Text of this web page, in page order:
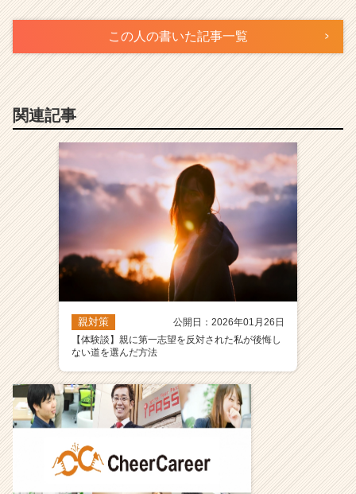
この人の書いた記事一覧
関連記事
親対策
公開日：2026年01月26日
【体験談】親に第一志望を反対された私が後悔し
ない道を選んだ方法